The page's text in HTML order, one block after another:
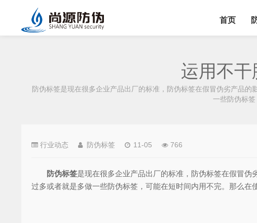
首页
运用不干
防伪标签是现在很多企业产品出厂的标准，防伪标签在假冒伪劣产品
一些防伪标签
行业动态 防伪标签 11-05 766
防伪标签是现在很多企业产品出厂的标准，防伪标签在假冒
过多或者就是多做一些防伪标签，可能在短时间内用不完。那么在